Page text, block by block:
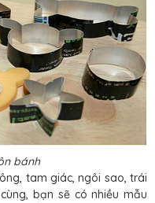
bánh
tam giác, ngôi sao, trái
bạn sẽ có nhiều mẫu